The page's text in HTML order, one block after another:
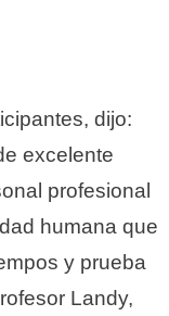
dijo:
excelente
profesional
humana que
y prueba
Landy,